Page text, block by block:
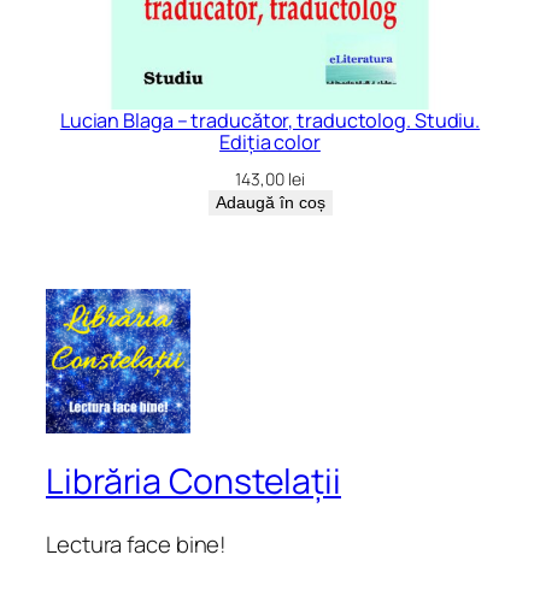
Lucian Blaga – traducător, traductolog. Studiu.
Ediția color
143,00 lei
Adaugă în coș
Librăria Constelații
Lectura face bine!